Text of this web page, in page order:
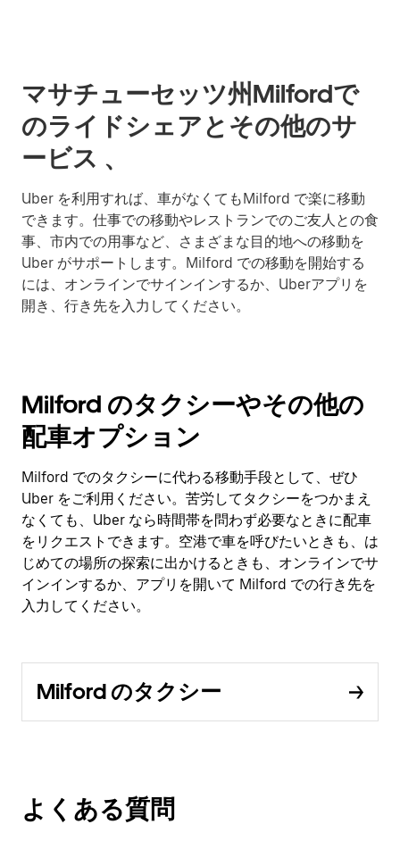
マサチューセッツ州Milfordで
のライドシェアとその他のサ
ービス 、
Uber を利用すれば、車がなくてもMilford で楽に移動
できます。仕事での移動やレストランでのご友人との食
事、市内での用事など、さまざまな目的地への移動を
Uber がサポートします。Milford での移動を開始する
には、オンラインでサインインするか、Uberアプリを
開き、行き先を入力してください。
Milford のタクシーやその他の
配車オプション
Milford でのタクシーに代わる移動手段として、ぜひ
Uber をご利用ください。苦労してタクシーをつかまえ
なくても、Uber なら時間帯を問わず必要なときに配車
をリクエストできます。空港で車を呼びたいときも、は
じめての場所の探索に出かけるときも、オンラインでサ
インインするか、アプリを開いて Milford での行き先を
入力してください。
Milford のタクシー
よくある質問